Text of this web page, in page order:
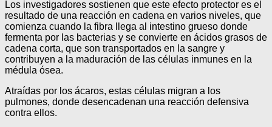
Los investigadores sostienen que este efecto protector es el
resultado de una reacción en cadena en varios niveles, que
comienza cuando la fibra llega al intestino grueso donde
fermenta por las bacterias y se convierte en ácidos grasos de
cadena corta, que son transportados en la sangre y
contribuyen a la maduración de las células inmunes en la
médula ósea.
Atraídas por los ácaros, estas células migran a los
pulmones, donde desencadenan una reacción defensiva
contra ellos.